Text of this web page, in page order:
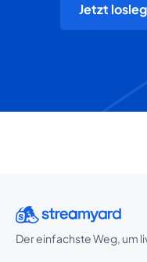
Jetzt
Der einfachste Weg, um